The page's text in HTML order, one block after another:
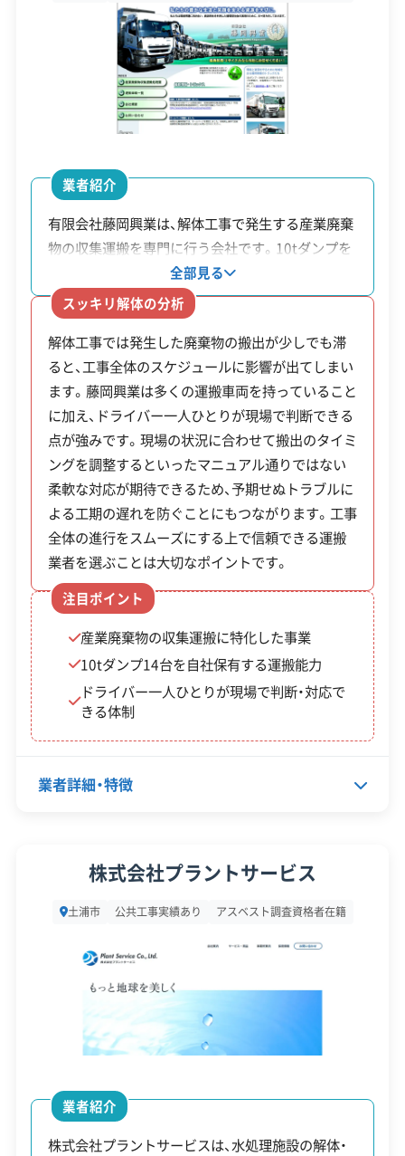
2012年2月14日
1,000万円
029-886-9632
9:00～19:00
営業日
建物構造 木造 鉄骨造 RC造
対応業務 土木工事業
公式HP 公式サイトを見る
許可番号
【建設業許可】
茨城県知事：第35216号
この解体業者の特徴
企業経
験・規模
公共工事の経験
対応工事 土木工事
保有資格 建設業許可
安全対
策・リス
ク管理
違反歴なし 現場清掃
応・サー
業者紹介
有限会社藤岡興業は、解体工事で発生する産業廃棄
物の収集運搬を専門に行う会社です。10tダンプを
14台保有しており、大規模な現場から出る大量の廃
棄物もスムーズに搬出できる体制が整っています。
また、「ドライバーひとり一人が社長であり営業部
長である」という方針を掲げ、各ドライバーが現場
で状況を判断し、柔軟に対応できる点も特徴です。
関東・東北・中部に至る広範囲で産業廃棄物収集運
搬業の許可を取得しているため、法令を遵守した適
正な処理を依頼できます。解体工事を計画通りに進
める上で、廃棄物の円滑な搬出は重要な要素です。
全部見る
スッキリ解体の分析
解体工事では発生した廃棄物の搬出が少しでも滞
ると、工事全体のスケジュールに影響が出てしまい
ます。藤岡興業は多くの運搬車両を持っていること
に加え、ドライバー一人ひとりが現場で判断できる
点が強みです。現場の状況に合わせて搬出のタイミ
ングを調整するといったマニュアル通りではない
柔軟な対応が期待できるため、予期せぬトラブルに
よる工期の遅れを防ぐことにもつながります。工事
全体の進行をスムーズにする上で信頼できる運搬
業者を選ぶことは大切なポイントです。
注目ポイント
産業廃棄物の収集運搬に特化した事業
10tダンプ14台を自社保有する運搬能力
ドライバー一人ひとりが現場で判断・対応で
きる体制
業者詳細・特徴
電話番号 029-831-3824
営業時間 9:00～19:00
営業日
株式会社プラントサービス
土浦市 公共工事実績あり アスベスト調査資格者在籍
業者紹介
株式会社プラントサービスは、水処理施設の解体・